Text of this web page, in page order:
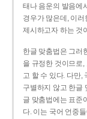
태나 음운의 발음에
경우가 많은데, 이
제시하고자 하는 것
한글 맞춤법은 그러
을 규정한 것이므로
고 할 수 있다. 다만,
구별하지 않고 한글
글 맞춤법에는 표준
다. 이는 국어 언중